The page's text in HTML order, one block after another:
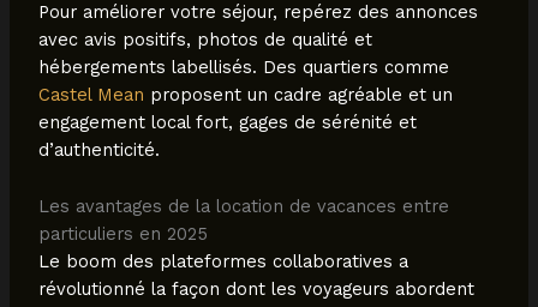
Pour améliorer votre séjour, repérez des annonces
avec avis positifs, photos de qualité et
hébergements labellisés. Des quartiers comme
Castel Mean proposent un cadre agréable et un
engagement local fort, gages de sérénité et
d’authenticité.
Les avantages de la location de vacances entre
particuliers en 2025
Le boom des plateformes collaboratives a
révolutionné la façon dont les voyageurs abordent